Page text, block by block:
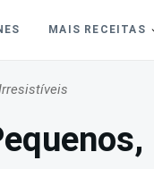
MAIS RECEITAS